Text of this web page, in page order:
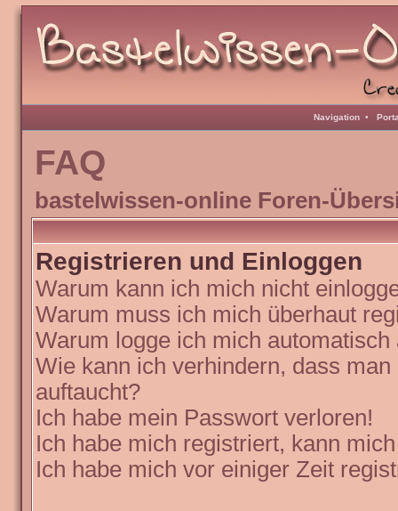
Navigation •
FAQ
bastelwissen-online Foren-
Registrieren und Einloggen
Warum kann ich mich nicht
Warum muss ich mich überhaut
Warum logge ich mich automatisch
Wie kann ich verhindern, dass
auftaucht?
Ich habe mein Passwort verloren!
Ich habe mich registriert, kann
Ich habe mich vor einiger Zeit